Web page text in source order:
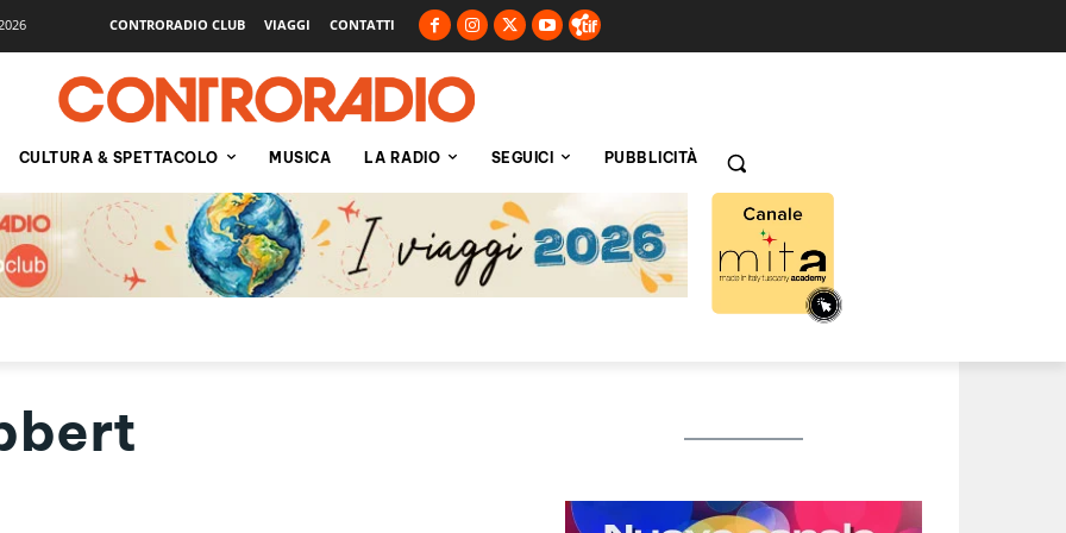
CONTRORADIO CLUB VIAGGI CONTATTI
CULTURA & SPETTACOLO MUSICA LA RADIO SEGUICI PUBBLICITÀ